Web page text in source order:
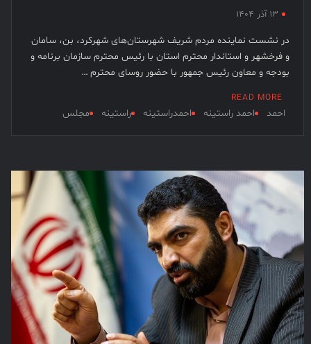
۱۳ آذر ۱۴۰۴
در نشست نماینده مردم شریف شهرستان‌های شهرکرد، بن، سامان
و فرخشهر و استاندار محترم استان با رئیس محترم سازمان برنامه و
بودجه و معاون رئیس جمهور با حضور روسای محترم …
READ MORE
احمد احمد راستینه احمدراستینه راستینه مجلس